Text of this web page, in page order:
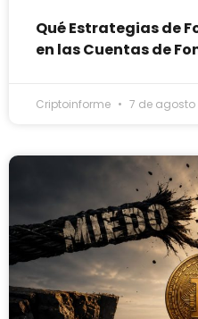
Qué Estrategias de
en las Cuentas de
Criptoinforme 7 de agosto